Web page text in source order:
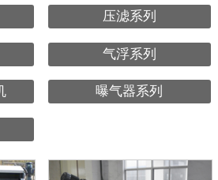
压滤系列
气浮系列
曝气器系列